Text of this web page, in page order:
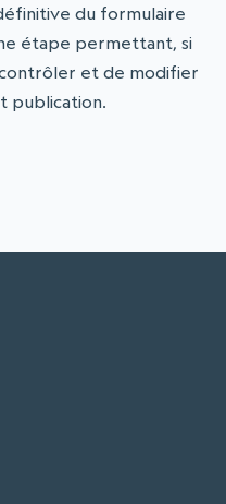
du formulaire
étape permettant, si
et de modifier
publication.